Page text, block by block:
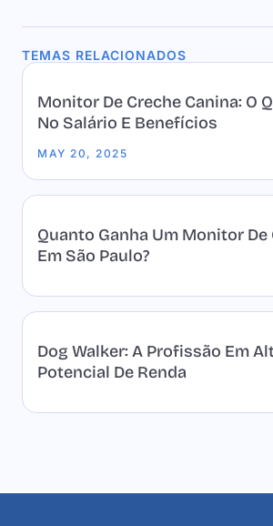
TEMAS RELACIONADOS
Monitor De Creche Canina: O
No Salário E Benefícios
MAY 20, 2025
Quanto Ganha Um Monitor De
Em São Paulo?
Dog Walker: A Profissão Em
Potencial De Renda